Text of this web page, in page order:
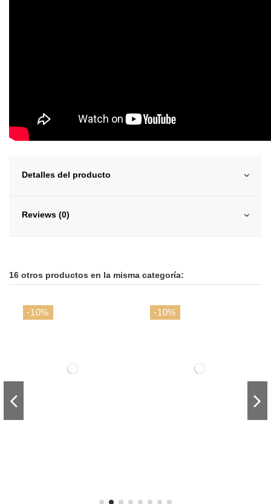
Detalles del producto
Reviews (0)
16 otros productos en la misma categoría:
-10% -10%